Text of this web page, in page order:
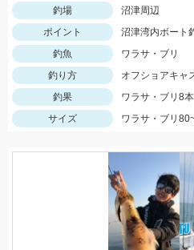
釣場
沼津周辺
ポイント
沼津湾内ボート
釣魚
ワラサ・ブリ
釣り方
オフショアキャ
釣果
ワラサ・ブリ8本
サイズ
ワラサ・ブリ